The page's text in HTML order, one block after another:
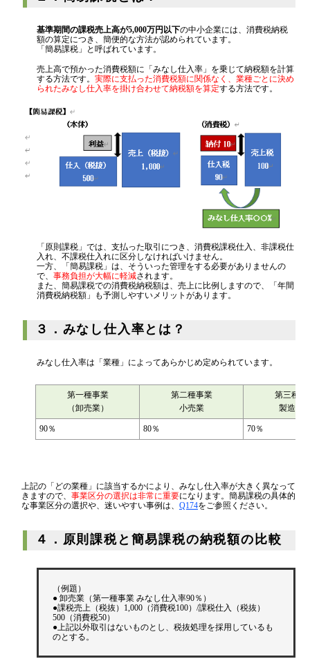
法人税
消費税
源泉所得税
その他
基準期間の課税売上高が5,000万円以下の中小企業には、消費税納税
額の算定につき、簡便的な方法が認められています。
「簡易課税」と呼ばれています。
売上高で預かった消費税額に「みなし仕入率」を乗じて納税額を計算
する方法です。 実際に支払った消費税額に関係なく、業種ごとに決め
られたみなし仕入率を掛け合わせて納税額を算定する方法です。
「原則課税」では、支払った取引につき、消費税課税仕入、非課税仕
入れ、不課税仕入れに区分しなければいけません。
一方、「簡易課税」は、そういった管理をする必要がありませんの
で、 事務負担が大幅に軽減されます。
また、簡易課税での消費税納税額は、売上に比例しますので、「年間
消費税納税額」も予測しやすいメリットがあります。
３．みなし仕入率とは？
みなし仕入率は「業種」によってあらかじめ定められています。
第一種事業
（卸売業）
第二種事業
小売業
第三種事
製造業
90％ 80％ 70％
上記の「どの業種」に該当するかにより、みなし仕入率が大きく異なって
きますので、 事業区分の選択は非常に重要になります。簡易課税の具体的
な事業区分の選択や、迷いやすい事例は、 Q174をご参照ください。
４．原則課税と簡易課税の納税額の比較
（例題）
● 卸売業（第一種事業 みなし仕入率90％）
●課税売上（税抜）1,000（消費税100）/課税仕入（税抜）
500（消費税50）
●上記以外取引はないものとし、税抜処理を採用しているも
のとする。